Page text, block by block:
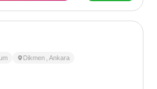
Dikmen ,Ankara